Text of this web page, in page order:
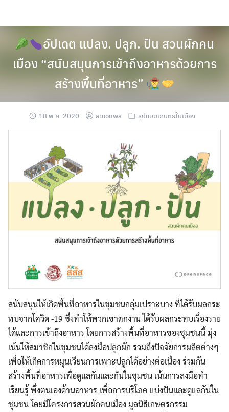
อัปเดต แปลง. ปลูก. ปัน สวนผักคน
เมือง “สนับสนุนการเข้าถึงอาหารด้วยการ
สร้างพื้นที่อาหาร”
18 พ.ค. 2020 aroonwa รูปแบบเกษตรในเมือง
สนับสนุนให้เกิดพื้นที่อาหารในชุมชนกลุ่มเปราะบาง ที่ได้รับผลกระ
ทบจากโควิด -19 ซึ่งทำให้พวกเขาตกงาน ได้รับผลกระทบเรื่องราย
ได้และการเข้าถึงอาหาร โดยการสร้างพื้นที่อาหารของชุมชนนี้ มุ่ง
เน้นให้สมาชิกในชุมชนได้ลงมือปลูกผัก รวมถึงปัจจัยการผลิตต่างๆ
เพื่อให้เกิดการหมุนเวียนการเพาะปลูกได้อย่างต่อเนื่อง ร่วมกัน
สร้างพื้นที่อาหารเพื่อดูแลกันและกันในชุมชน เน้นการลงมือทำ
เรียนรู้ พึ่งตนเองด้านอาหาร เพื่อการบริโภค แบ่งปันและดูแลกันใน
ชุมชน โดยมีโครงการสวนผักคนเมือง มูลนิธิเกษตรกรรม